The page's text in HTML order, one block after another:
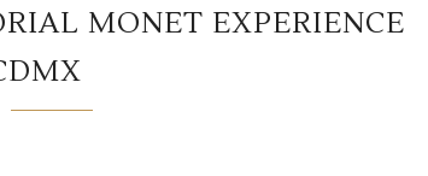
MONET EXPERIENCE